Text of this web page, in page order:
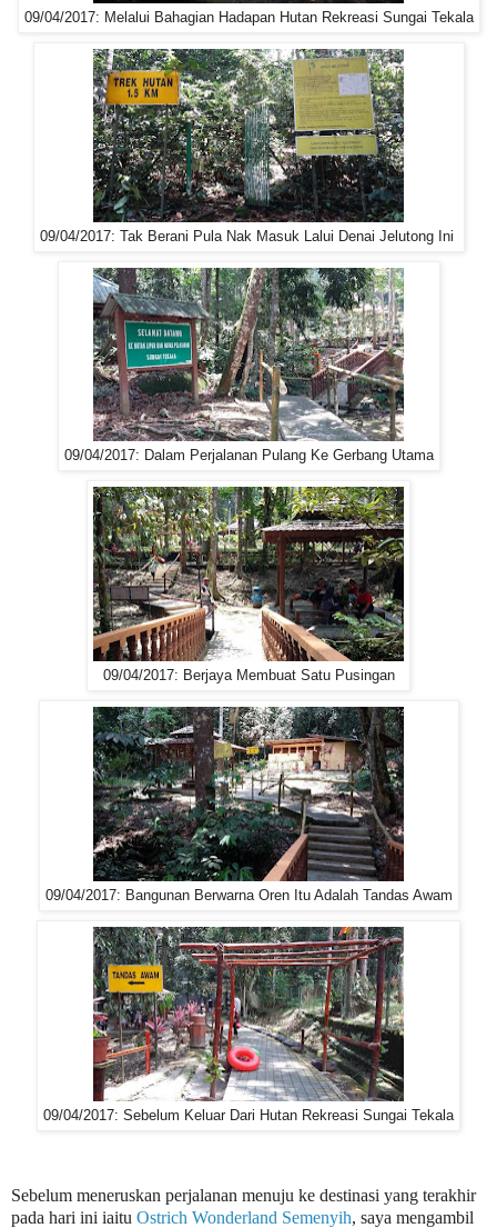
09/04/2017: Melalui Bahagian Hadapan Hutan Rekreasi Sungai Tekala
09/04/2017: Tak Berani Pula Nak Masuk Lalui Denai Jelutong Ini
09/04/2017: Dalam Perjalanan Pulang Ke Gerbang Utama
09/04/2017: Berjaya Membuat Satu Pusingan
09/04/2017: Bangunan Berwarna Oren Itu Adalah Tandas Awam
09/04/2017: Sebelum Keluar Dari Hutan Rekreasi Sungai Tekala
Sebelum meneruskan perjalanan menuju ke destinasi yang terakhir
pada hari ini iaitu Ostrich Wonderland Semenyih, saya mengambil